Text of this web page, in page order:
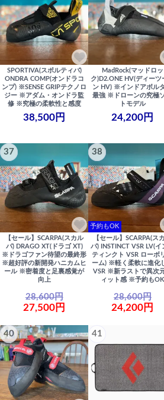
SPORTIVA(スポルティバ)
ONDRA COMP(オンドラコ
ンプ) ※SENSE GRIPテクノロ
ジー ※アダム・オンドラ監
修 ※究極の柔軟性と感度
38,500円
MadRock(マッドロッ
ク)D2.ONE HV(ディーツ
ン HV) ※インドアボル
最強 ※ドローンの究極
トモデル
24,200円
37
【セール】SCARPA(スカル
パ) DRAGO XT(ドラゴ XT)
※ドラゴファン待望の最終形
※超好評の新開発ハニカムヒ
ール ※密着度と足裏感覚が
向上
28,600円
27,500円
38
予約もOK
【セール】SCARPA(ス
パ) INSTINCT VSR LV(イ
ティンクト VSR ローボ
ーム) ※軽く柔軟に進化
VSR ※新ラストで異次
ィット感 ※予約もOK
28,600円
24,200円
40 41